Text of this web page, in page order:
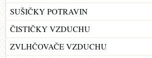
SUŠIČKY POTRAVIN
ČISTIČKY VZDUCHU
ZVLHČOVAČE VZDUCHU